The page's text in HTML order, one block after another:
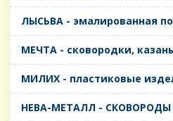
ЛЫСЬВА - эмалированная
МЕЧТА - сковородки,
МИЛИХ - пластиковые
НЕВА-МЕТАЛЛ - СКОВОРОДЫ